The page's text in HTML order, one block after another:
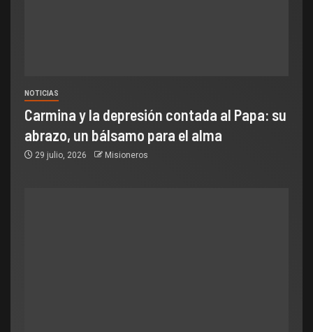
NOTICIAS
Carmina y la depresión contada al Papa: su
abrazo, un bálsamo para el alma
29 julio, 2026 Misioneros